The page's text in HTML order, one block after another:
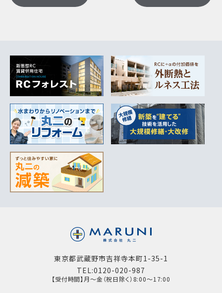
東京都武蔵野市吉祥寺本町1-35-1
TEL:0120-020-987
【受付時間】月～金（祝日除く）8:00～17:00